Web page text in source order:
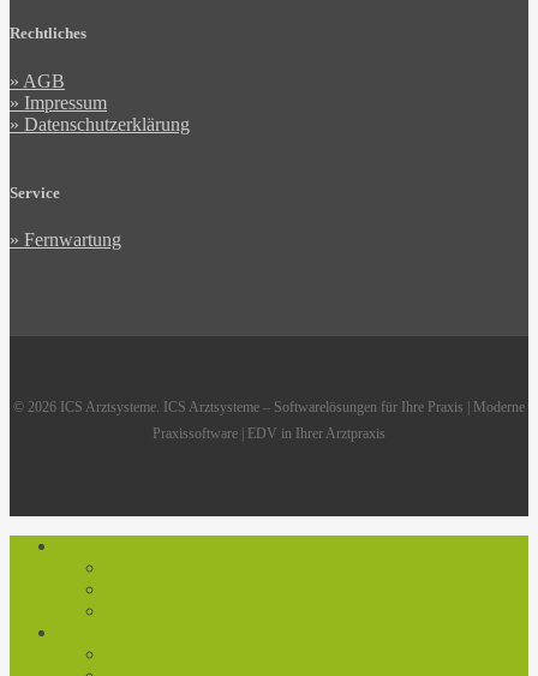
Rechtliches
» AGB
» Impressum
» Datenschutzerklärung
Service
» Fernwartung
© 2026 ICS Arztsysteme. ICS Arztsysteme – Softwarelösungen für Ihre Praxis | Moderne
Praxissoftware | EDV in Ihrer Arztpraxis
Close